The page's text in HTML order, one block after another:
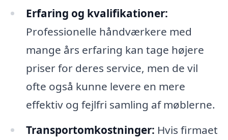
Erfaring og kvalifikationer:
Professionelle håndværkere med
mange års erfaring kan tage højere
priser for deres service, men de vil
ofte også kunne levere en mere
effektiv og fejlfri samling af møblerne.
Transportomkostninger: Hvis firmaet